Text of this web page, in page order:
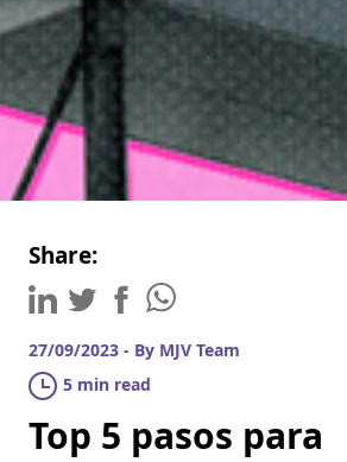
Share:
27/09/2023 - By MJV Team
5 min read
Top 5 pasos para